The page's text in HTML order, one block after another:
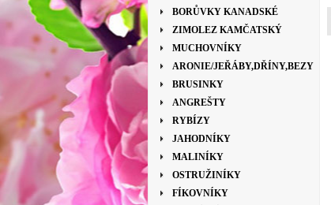
BORŮVKY KANADSKÉ
ZIMOLEZ KAMČATSKÝ
MUCHOVNÍKY
ARONIE/JEŘÁBY,DŘÍNY,BEZY
BRUSINKY
ANGREŠTY
RYBÍZY
JAHODNÍKY
MALINÍKY
OSTRUŽINÍKY
FÍKOVNÍKY